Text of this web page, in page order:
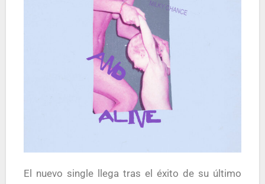
El nuevo single llega tras el éxito de su último